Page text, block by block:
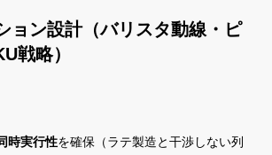
ョン設計（バリスタ動線・ピ
戦略）
時実行性を確保（ラテ製造と干渉しない列